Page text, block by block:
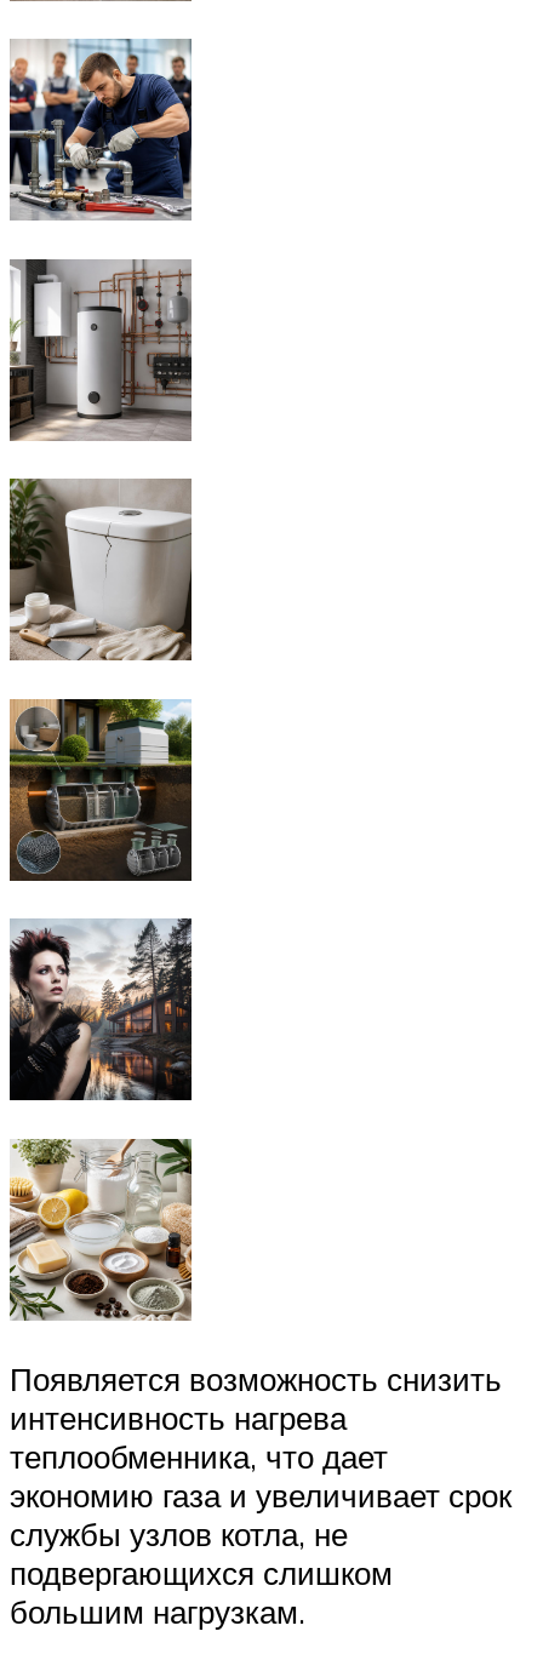
Появляется возможность снизить
интенсивность нагрева
теплообменника, что дает
экономию газа и увеличивает срок
службы узлов котла, не
подвергающихся слишком
большим нагрузкам.